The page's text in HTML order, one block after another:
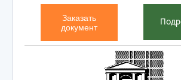
Заказать
документ